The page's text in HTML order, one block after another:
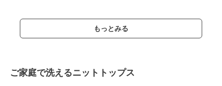
もっとみる
ご家庭で洗えるニットトップス